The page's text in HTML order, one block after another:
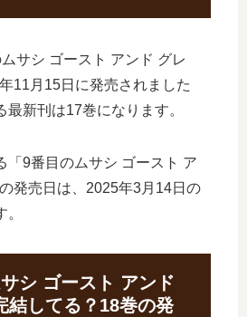
サシ ゴースト アンド グレ
11月15日に発売されました
最新刊は17巻になります。
「9番目のムサシ ゴースト ア
発売日は、2025年3月14日の
サシ ゴースト アンド
結してる？18巻の発